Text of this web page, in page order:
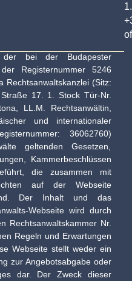
bei der Budapester
Registernummer 5246
Rechtsanwaltskanzlei (Sitz:
17. 1. Stock Tür-Nr.
LL.M. Rechtsanwältin,
und internationaler
36062760)
geltenden Gesetzen,
Kammerbeschlüssen
die zusammen mit
auf der Webseite
Der Inhalt und das
Webseite wird durch
Rechtsanwaltskammer Nr.
Regeln und Erwartungen
Webseite stellt weder ein
zur Angebotsabgabe oder
dar. Der Zweck dieser